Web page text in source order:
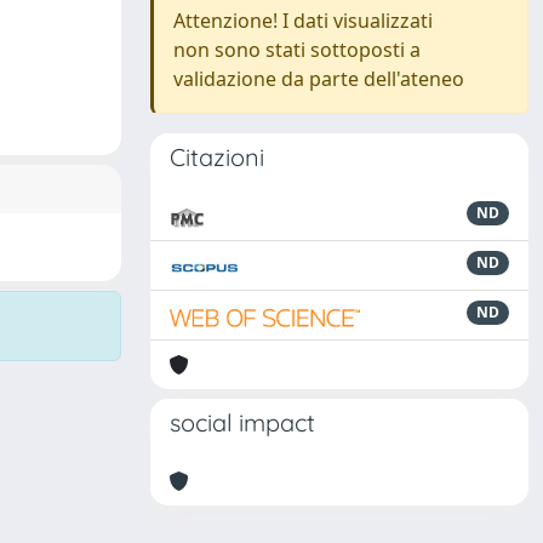
Attenzione! I dati visualizzati
non sono stati sottoposti a
validazione da parte dell'ateneo
Citazioni
ND
ND
ND
social impact